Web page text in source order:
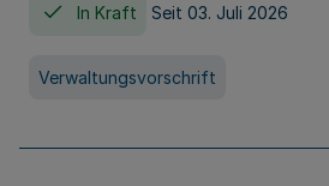
In Kraft Seit 03. Juli 2026
Verwaltungsvorschrift